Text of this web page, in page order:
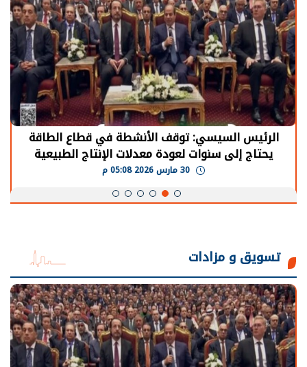
الرئيس السيسي: توقف الأنشطة في قطاع الطاقة
يحتاج إلى سنوات لعودة معدلات الإنتاج الطبيعية
تسويق و مزادات